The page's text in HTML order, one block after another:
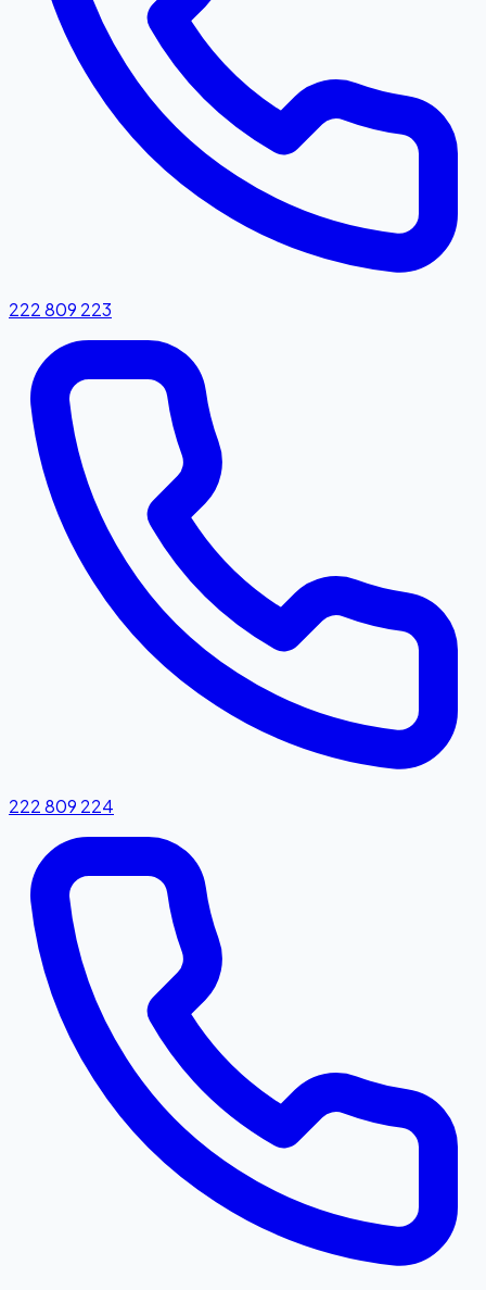
222 809 223
222 809 224